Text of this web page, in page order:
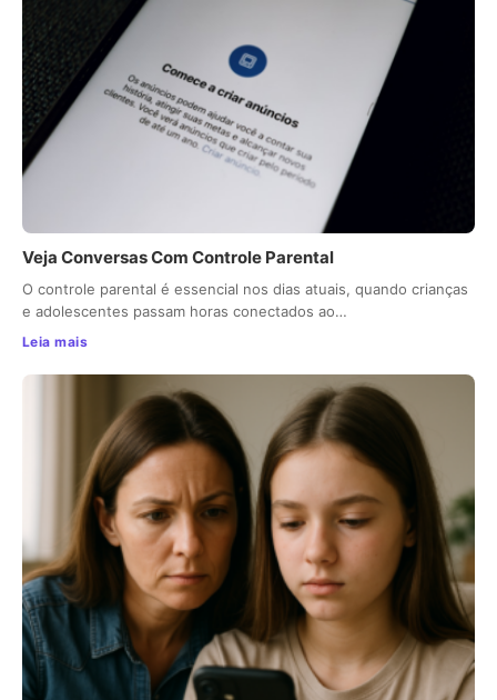
Veja Conversas Com Controle Parental
O controle parental é essencial nos dias atuais, quando crianças
e adolescentes passam horas conectados ao…
Leia mais